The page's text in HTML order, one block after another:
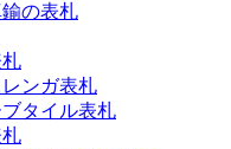
の表札
ンガ表札
タイル表札